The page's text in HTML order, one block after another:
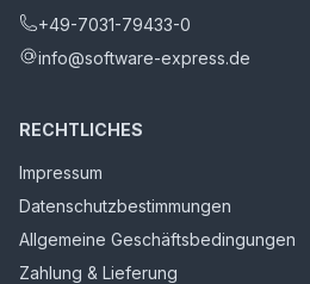
+49-7031-79433-0
info@software-express.de
RECHTLICHES
Impressum
Datenschutzbestimmungen
Allgemeine Geschäftsbedingungen
Zahlung & Lieferung